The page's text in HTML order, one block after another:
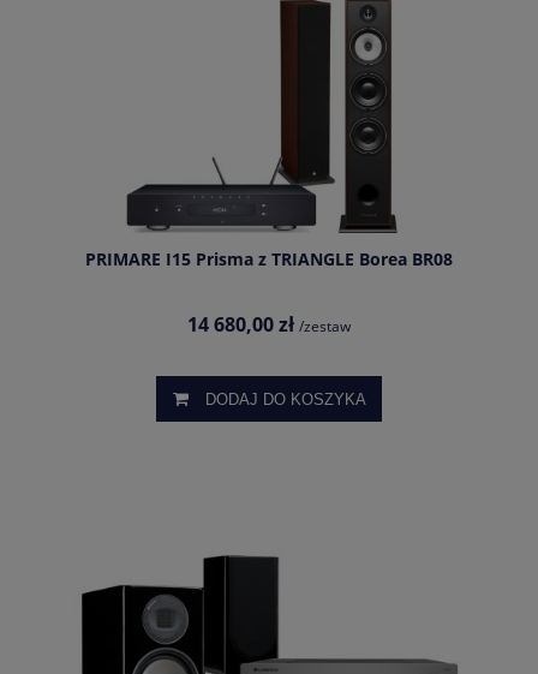
PRIMARE I15 Prisma z TRIANGLE Borea BR08
14 680,00 zł /zestaw
DODAJ DO KOSZYKA